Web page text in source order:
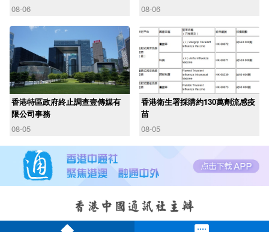
08-06
08-06
香港特區政府終止調查壹傳媒有
限公司事務
08-05
香港衛生署採購約130萬劑流感疫
苗
08-05